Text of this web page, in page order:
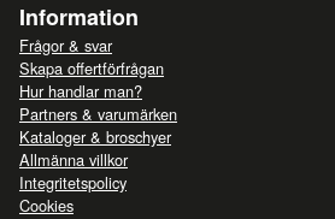
Information
Frågor & svar
Skapa offertförfrågan
Hur handlar man?
Partners & varumärken
Kataloger & broschyer
Allmänna villkor
Integritetspolicy
Cookies